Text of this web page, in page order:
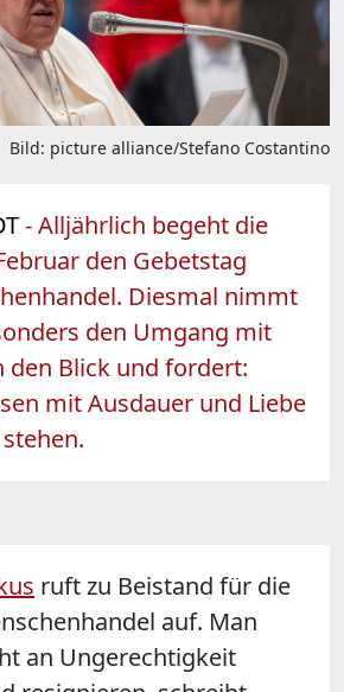
Bild: picture alliance/Stefano Costantino
- Alljährlich begeht die
den Gebetstag
Diesmal nimmt
den Umgang mit
den Blick und fordert:
mit Ausdauer und Liebe
ruft zu Beistand für die
auf. Man
an Ungerechtigkeit